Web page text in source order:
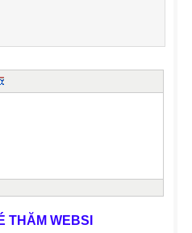
WEBSITE TRẦN ANH TUẤN